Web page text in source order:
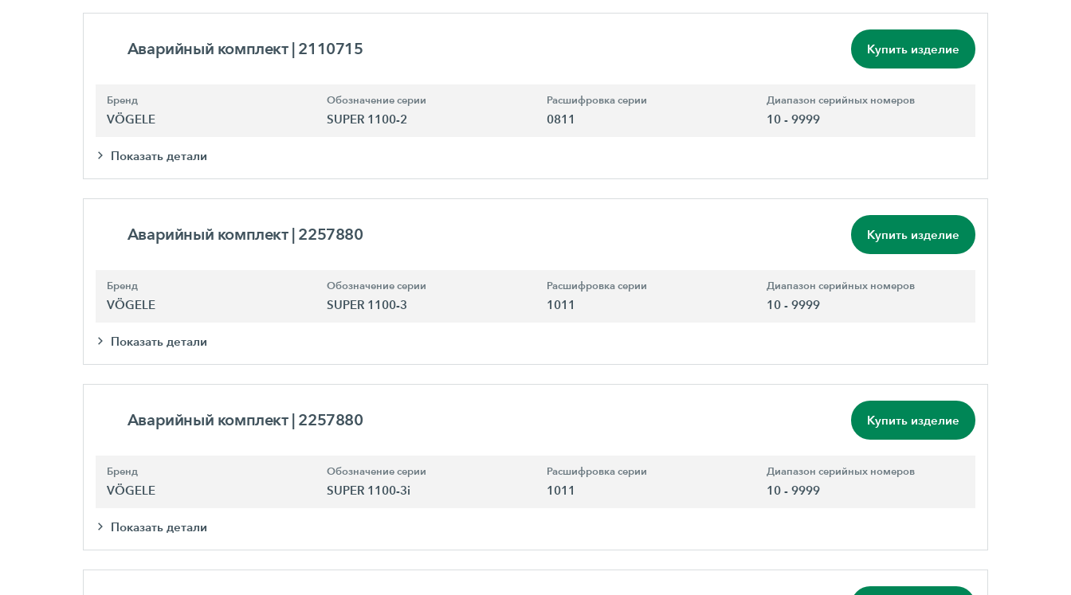
Аварийный комплект | 2110715 Купить изделие
Бренд
VÖGELE
Обозначение серии
SUPER 1100-2
Расшифровка серии
0811
Диапазон серийных номеров
10 - 9999
Показать детали
Аварийный комплект | 2257880 Купить изделие
Бренд
VÖGELE
Обозначение серии
SUPER 1100-3
Расшифровка серии
1011
Диапазон серийных номеров
10 - 9999
Показать детали
Аварийный комплект | 2257880 Купить изделие
Бренд
VÖGELE
Обозначение серии
SUPER 1100-3i
Расшифровка серии
1011
Диапазон серийных номеров
10 - 9999
Показать детали